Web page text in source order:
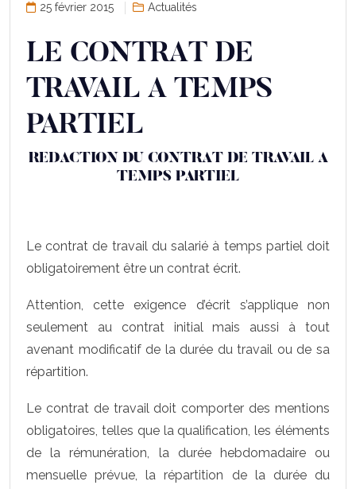
25 février 2015 Actualités
LE CONTRAT DE
TRAVAIL A TEMPS
PARTIEL
REDACTION DU CONTRAT DE TRAVAIL A
TEMPS PARTIEL
Le contrat de travail du salarié à temps partiel doit
obligatoirement être un contrat écrit.
Attention, cette exigence d’écrit s’applique non
seulement au contrat initial mais aussi à tout
avenant modificatif de la durée du travail ou de sa
répartition.
Le contrat de travail doit comporter des mentions
obligatoires, telles que la qualification, les éléments
de la rémunération, la durée hebdomadaire ou
mensuelle prévue, la répartition de la durée du